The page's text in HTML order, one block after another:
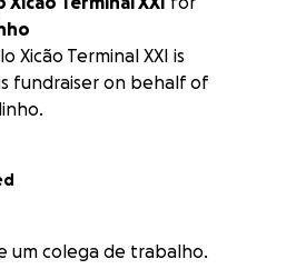
Xicão Terminal XXI is
fundraiser on behalf of
um colega de trabalho.